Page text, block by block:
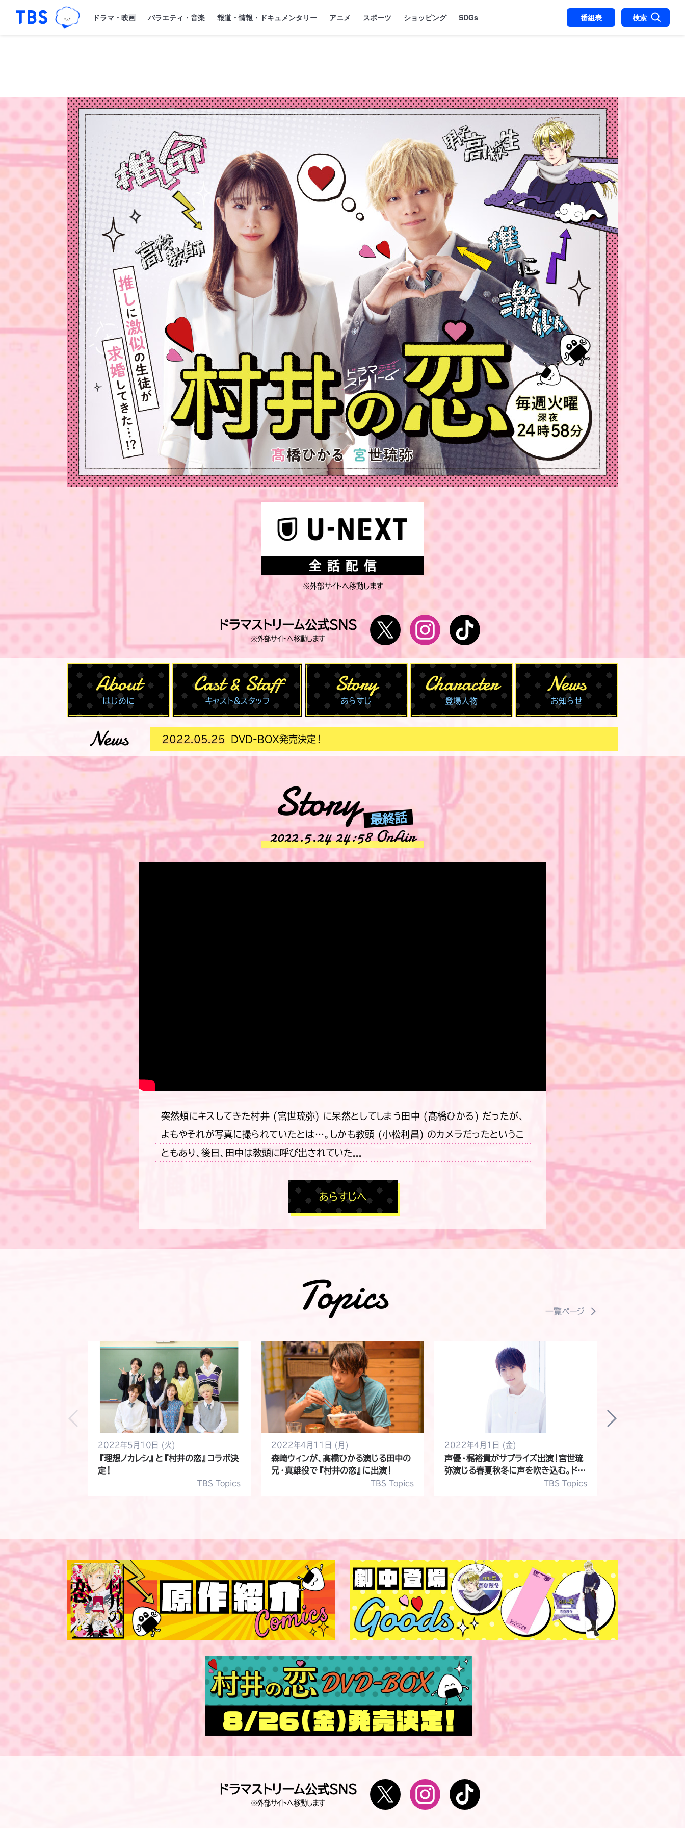
「TBSテレビ｜ときめくときを。」トップページ
TBSグループキャラクター『ワクティ』
ドラマ・映画 バラエティ・音楽 報道・情報・ドキュメンタリー アニメ スポーツ ショッピング SDGs 番組表 検索
全話配信
※外部サイトへ移動します
ドラマストリーム公式SNS
※外部サイトへ移動します
Twitter Instagram
はじめに キャスト＆スタッフ あらすじ 登場人物 お知らせ
News
DVD-BOX発売決定！ 2022.05.18 第8話あらすじ
Story 最終話
2022.5.24 24:58 OnAir
突然頬にキスしてきた村井 (宮世琉弥) に呆然としてしまう田中 (髙橋ひかる) だったが、
よもやそれが写真に撮られていたとは…。しかも教頭 (小松利昌) のカメラだったというこ
ともあり、後日、田中は教頭に呼び出されていた...
あらすじへ
Topics 一覧ページ
2022年5月10日 (火)
『理想ノカレシ』と『村井の恋』コラボ決
定！
TBS Topics
2022年4月11日 (月)
森崎ウィンが、髙橋ひかる演じる田中の
兄・真雄役で『村井の恋』に出演！
TBS Topics
2022年4月1日 (金)
声優・梶裕貴がサプライズ出演！宮世琉
弥演じる春夏秋冬に声を吹き込む。ドラ
TBS Topics
原作紹介
ドラマストリーム公式SNS
※外部サイトへ移動します
Twitter Instagram